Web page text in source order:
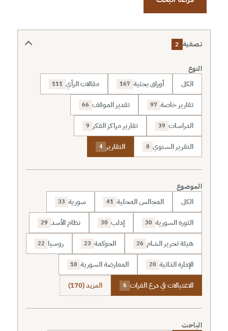
تصفية 2
النوع
الكل أوراق بحثية 167 مقالات الرأي 111
تقارير خاصة 97 تقدير الموقف 66
الدراسات 39 تقارير مراكز الفكر 9
التقرير السنوي 8 التقارير 4
الموضوع
الكل المجالس المحلية 41 سورية 33
الثورة السورية 30 إدلب 30 نظام الأسد 29
هيئة تحرير الشام 26 الحوكمة 23 روسيا 22
الإدارة الذاتية 20 المعارضة السورية 18
الاغتيالات في درع الفرات 6 المزيد (170)
الباحث